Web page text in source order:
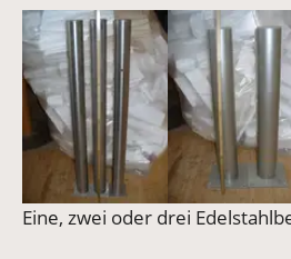
Vergrößerte Version anzeigen
Vergrößerte
Eine, zwei oder drei